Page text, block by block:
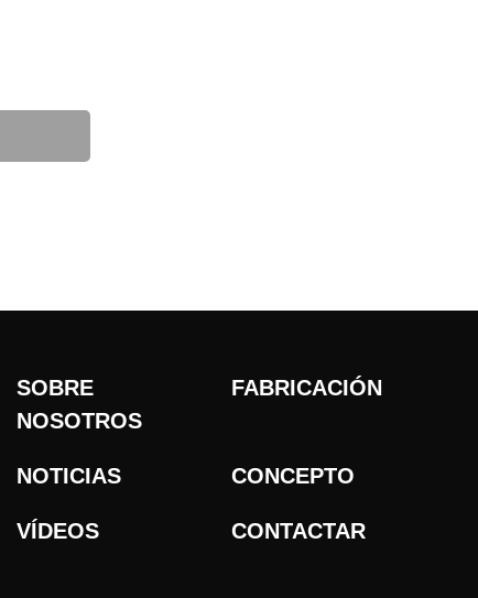
SOBRE
NOSOTROS
FABRICACIÓN
NOTICIAS CONCEPTO
VÍDEOS CONTACTAR